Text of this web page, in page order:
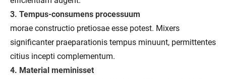
3. Tempus-consumens processuum
morae constructio pretiosae esse potest. Mixers
significanter praeparationis tempus minuunt, permittentes
citius incepti complementum.
4. Material meminisset